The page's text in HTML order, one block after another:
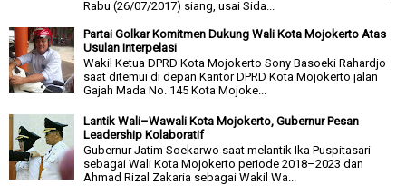
Rabu (26/07/2017) siang, usai Sida...
Partai Golkar Komitmen Dukung Wali Kota Mojokerto Atas
Usulan Interpelasi
Wakil Ketua DPRD Kota Mojokerto Sony Basoeki Rahardjo
saat ditemui di depan Kantor DPRD Kota Mojokerto jalan
Gajah Mada No. 145 Kota Mojoke...
Lantik Wali–Wawali Kota Mojokerto, Gubernur Pesan
Leadership Kolaboratif
Gubernur Jatim Soekarwo saat melantik Ika Puspitasari
sebagai Wali Kota Mojokerto periode 2018–2023 dan
Ahmad Rizal Zakaria sebagai Wakil Wa...